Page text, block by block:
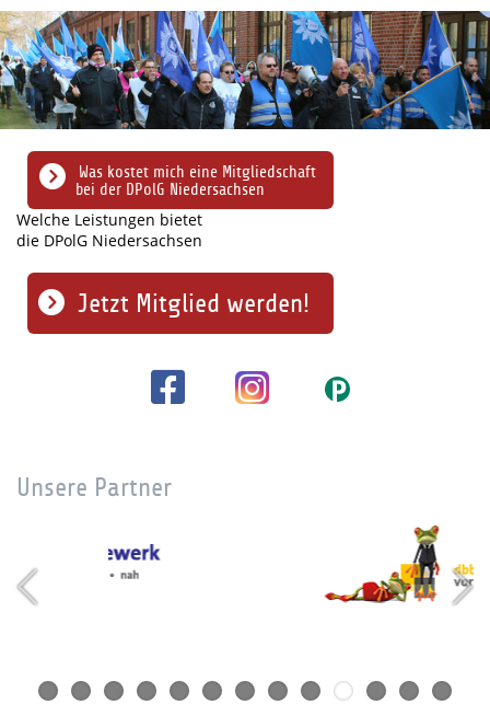
Was kostet mich eine Mitgliedschaft
bei der DPolG Niedersachsen
Welche Leistungen bietet
die DPolG Niedersachsen
Jetzt Mitglied werden!
Unsere Partner